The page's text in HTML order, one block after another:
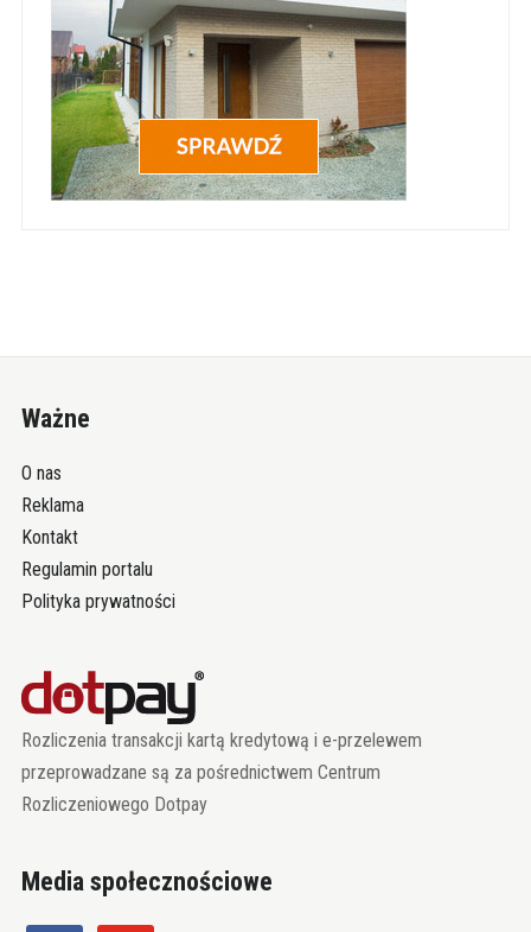
Ważne
O nas
Reklama
Kontakt
Regulamin portalu
Polityka prywatności
Rozliczenia transakcji kartą kredytową i e-przelewem
przeprowadzane są za pośrednictwem Centrum
Rozliczeniowego Dotpay
Media społecznościowe